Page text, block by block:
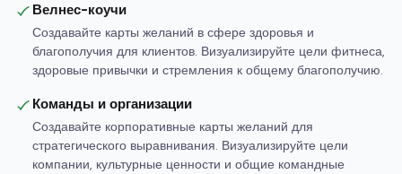
Велнес-коучи
Создавайте карты желаний в сфере здоровья и
благополучия для клиентов. Визуализируйте цели фитнеса,
здоровые привычки и стремления к общему благополучию.
Команды и организации
Создавайте корпоративные карты желаний для
стратегического выравнивания. Визуализируйте цели
компании, культурные ценности и общие командные